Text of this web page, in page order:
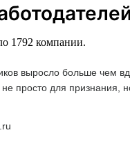
1792 компании.
выросло больше чем
просто для признания,